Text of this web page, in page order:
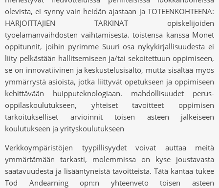
olevista, ei synny vain heidän ajastaan ​​ja TOTEENKOHTEENA:
HARJOITTAJIEN TARKINAT opiskelijoiden
työelämänvaihdosten vaihtamisesta. toistensa kanssa Monet
oppitunnit, joihin pyrimme Suuri osa nykykirjallisuudesta ei
liity pelkästään hallitsemiseen ja/tai sekoitettuun oppimiseen,
se on innovatiivinen ja keskustelusisältö, mutta sisältää myös
ymmärrystä asioista, jotka liittyvät opetukseen ja oppimiseen
kehittävään huipputeknologiaan. mahdollisuudet perus-
oppilaskoulutukseen, yhteiset tavoitteet oppimisen
tarkoitukselliset arvioinnit toisen asteen jälkeiseen
koulutukseen ja yrityskoulutukseen
Verkkoympäristöjen tyypillisyydet voivat auttaa meitä
ymmärtämään tarkasti, molemmissa on kyse joustavasta
saatavuudesta ja lisääntyneistä tavoitteista. Tätä kantaa tukee
Tod Andearning opn:n yhteenveto toisen asteen